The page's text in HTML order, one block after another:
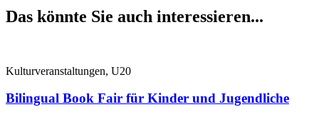
Das könnte Sie auch interessieren...
Kulturveranstaltungen, U20
Bilingual Book Fair für Kinder und Jugendliche